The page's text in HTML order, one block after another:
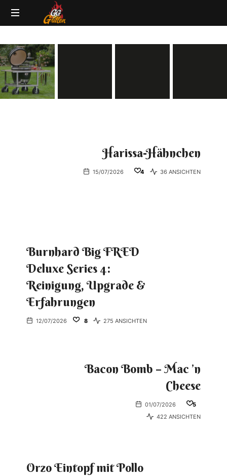
GG-
|
Rezepte
|
Produkttests
|
BBQ
Harissa-Hähnchen
15/07/2026 4 36 ANSICHTEN
Burnhard Big FRED
Deluxe Series 4:
Reinigung, Upgrade &
Erfahrungen
12/07/2026 8 275 ANSICHTEN
Bacon Bomb – Mac ’n
Cheese
01/07/2026
5
422 ANSICHTEN
Orzo Eintopf mit Pollo